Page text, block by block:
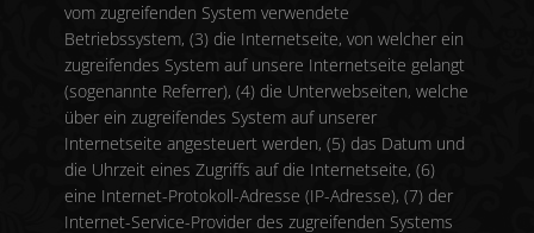
vom zugreifenden System verwendete
Betriebssystem, (3) die Internetseite, von welcher ein
zugreifendes System auf unsere Internetseite gelangt
(sogenannte Referrer), (4) die Unterwebseiten, welche
über ein zugreifendes System auf unserer
Internetseite angesteuert werden, (5) das Datum und
die Uhrzeit eines Zugriffs auf die Internetseite, (6)
eine Internet-Protokoll-Adresse (IP-Adresse), (7) der
Internet-Service-Provider des zugreifenden Systems